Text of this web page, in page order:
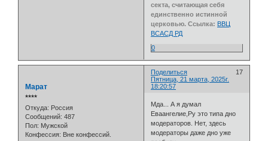
секта, считающая себя
единственно истинной
церковью. Ссылка: ВВЦ
ВСАСД РД
0
Поделиться
17
Пятница, 21 марта, 2025г.
18:20:57
Марат
⭒⭒⭒⭒
Откуда: Россия
Сообщений: 487
Пол: Мужской
Конфессия: Вне конфессий.
Мда... А я думал
Еваангелие,Ру это типа дно
модераторов. Нет, здесь
модераторы даже дно уже